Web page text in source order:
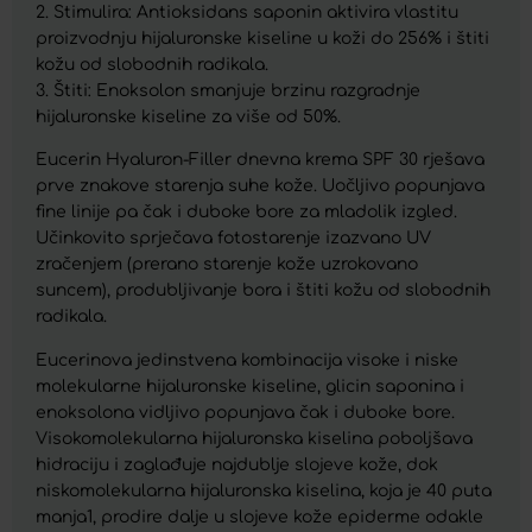
2. Stimulira: Antioksidans saponin aktivira vlastitu
proizvodnju hijaluronske kiseline u koži do 256% i štiti
kožu od slobodnih radikala.
3. Štiti: Enoksolon smanjuje brzinu razgradnje
hijaluronske kiseline za više od 50%.
Eucerin Hyaluron-Filler dnevna krema SPF 30 rješava
prve znakove starenja suhe kože. Uočljivo popunjava
fine linije pa čak i duboke bore za mladolik izgled.
Učinkovito sprječava fotostarenje izazvano UV
zračenjem (prerano starenje kože uzrokovano
suncem), produbljivanje bora i štiti kožu od slobodnih
radikala.
Eucerinova jedinstvena kombinacija visoke i niske
molekularne hijaluronske kiseline, glicin saponina i
enoksolona vidljivo popunjava čak i duboke bore.
Visokomolekularna hijaluronska kiselina poboljšava
hidraciju i zaglađuje najdublje slojeve kože, dok
niskomolekularna hijaluronska kiselina, koja je 40 puta
manja1, prodire dalje u slojeve kože epiderme odakle